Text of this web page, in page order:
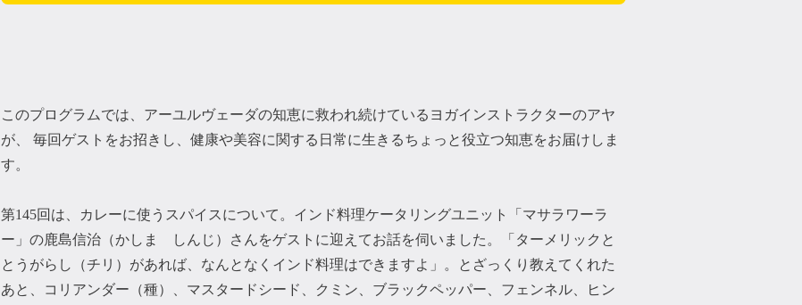
このプログラムでは、アーユルヴェーダの知恵に救われ続けているヨガインストラクターのアヤ
が、 毎回ゲストをお招きし、健康や美容に関する日常に生きるちょっと役立つ知恵をお届けしま
す。
第145回は、カレーに使うスパイスについて。インド料理ケータリングユニット「マサラワーラ
ー」の鹿島信治（かしま しんじ）さんをゲストに迎えてお話を伺いました。「ターメリックと
とうがらし（チリ）があれば、なんとなくインド料理はできますよ」。とざっくり教えてくれた
あと、コリアンダー（種）、マスタードシード、クミン、ブラックペッパー、フェンネル、ヒン